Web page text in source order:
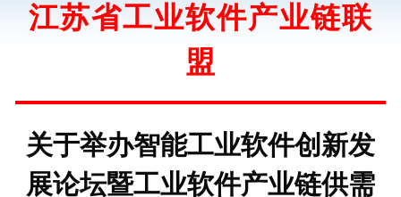
江苏省工业软件产业链联
盟
关于举办智能工业软件创新发
展论坛暨工业软件产业链供需